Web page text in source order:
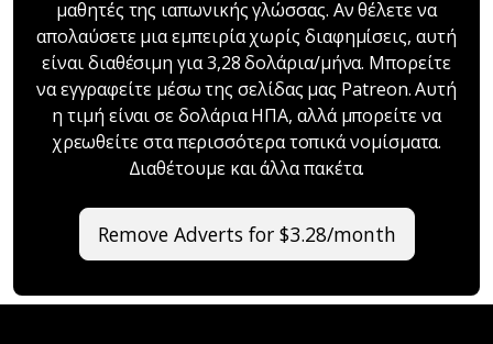
μαθητές της ιαπωνικής γλώσσας. Αν θέλετε να
απολαύσετε μια εμπειρία χωρίς διαφημίσεις, αυτή
είναι διαθέσιμη για 3,28 δολάρια/μήνα. Μπορείτε
να εγγραφείτε μέσω της σελίδας μας Patreon. Αυτή
η τιμή είναι σε δολάρια ΗΠΑ, αλλά μπορείτε να
χρεωθείτε στα περισσότερα τοπικά νομίσματα.
Διαθέτουμε και άλλα πακέτα.
Remove Adverts for $3.28/month